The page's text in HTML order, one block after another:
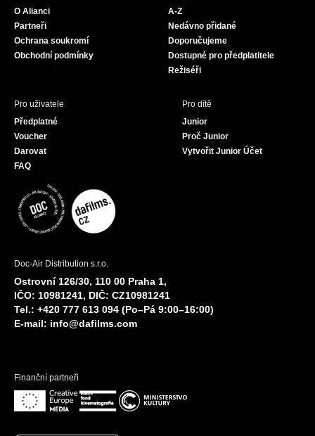
O Alianci
Partneři
Ochrana soukromí
Obchodní podmínky
A-Z
Nedávno přidané
Doporučujeme
Dostupné pro předplatitele
Režiséři
Pro uživatele
Předplatné
Voucher
Darovat
FAQ
Pro dítě
Junior
Proč Junior
Vytvořit Junior Účet
Doc-Air Distribution s.r.o.
Ostrovní 126/30, 110 00 Praha 1,
IČO: 10981241, DIČ: CZ10981241
Tel.: +420 777 613 094 (Po–Pá 9:00–16:00)
E-mail: info@dafilms.com
Finanční partneři